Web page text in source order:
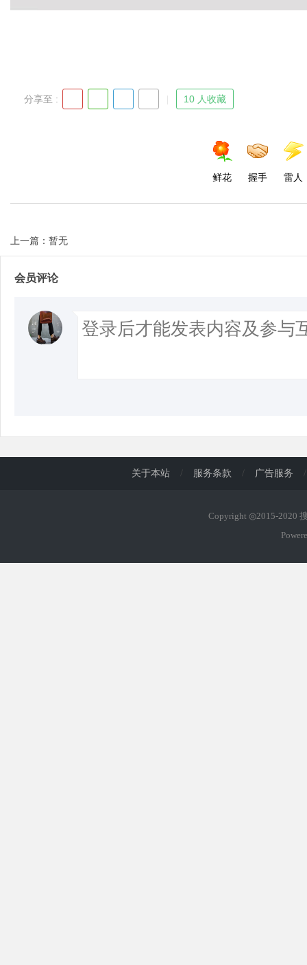
分享至 : 10 人收藏
鲜花 握手 雷人
上一篇：暂无
会员评论
关于本站 / 服务条款 / 广告服务 /
Copyright ◎2015-2020